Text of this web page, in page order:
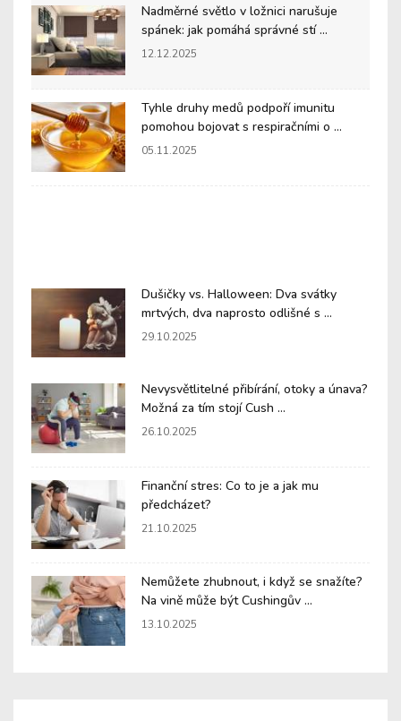
Nadměrné světlo v ložnici narušuje
spánek: jak pomáhá správné stí ...
12.12.2025
Tyhle druhy medů podpoří imunitu
pomohou bojovat s respiračními o ...
05.11.2025
Dušičky vs. Halloween: Dva svátky
mrtvých, dva naprosto odlišné s ...
29.10.2025
Nevysvětlitelné přibírání, otoky a únava?
Možná za tím stojí Cush ...
26.10.2025
Finanční stres: Co to je a jak mu
předcházet?
21.10.2025
Nemůžete zhubnout, i když se snažíte?
Na vině může být Cushingův ...
13.10.2025